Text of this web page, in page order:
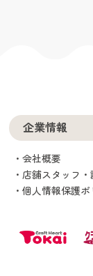
企業情報
会社概要
店舗スタッフ
個人情報保護ポ